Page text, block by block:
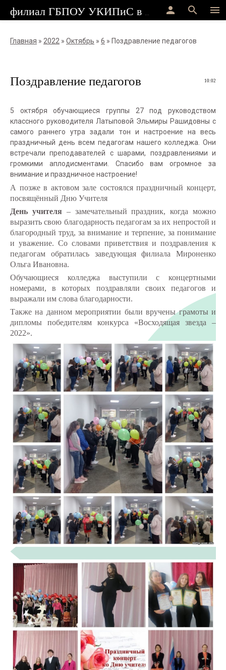
menu
search
person
Главная » 2022 » Октябрь » 6 » Поздравление педагогов
10:02
Поздравление педагогов
5 октября обучающиеся группы 27 под руководством
классного руководителя Латыповой Эльмиры Рашидовны с
самого раннего утра задали тон и настроение на весь
праздничный день всем педагогам нашего колледжа. Они
встречали преподавателей с шарами, поздравлениями и
громкими аплодисментами. Спасибо вам огромное за
внимание и праздничное настроение!
А позже в актовом зале состоялся праздничный концерт,
посвящённый Дню Учителя
День учителя – замечательный праздник, когда можно
выразить свою благодарность педагогам за их непростой и
благородный труд, за внимание и терпение, за понимание
и уважение. Со словами приветствия и поздравления к
педагогам обратилась заведующая филиала Мироненко
Ольга Ивановна.
Обучающиеся колледжа выступили с концертными
номерами, в которых поздравляли своих педагогов и
выражали им слова благодарности.
Также на данном мероприятии были вручены грамоты и
дипломы победителям конкурса «Восходящая звезда –
2022».